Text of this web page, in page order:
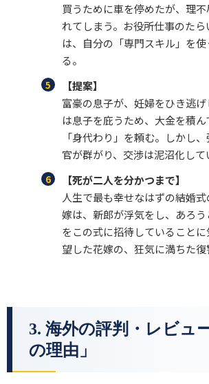
買うために車を停めたが、理
れてしまう。お役所仕事のた
は、自分の「専門スキル」を
る。
【提案】
富豪の息子が、妊婦をひき逃
は息子を庇うため、大金を積
「身代わり」を頼む。しかし
官が群がり、交渉は泥沼化して
【死が二人を分かつまで】
人生で最も幸せなはずの結婚
嫁は、新郎が浮気をし、あろ
をこの式に招待していること
望した花嫁の、狂気に満ちた復
3. 海外の評判・レビュ
の理由」